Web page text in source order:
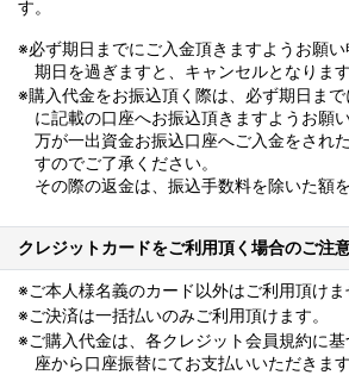
す。
※必ず期日までにご入金頂きますようお願
期日を過ぎますと、キャンセルとなりま
※購入代金をお振込頂く際は、必ず期日ま
に記載の口座へお振込頂きますようお願い
万が一出資金お振込口座へご入金をされ
すのでご了承ください。
その際の返金は、振込手数料を除いた額
クレジットカードをご利用頂く場合のご注
※ご本人様名義のカード以外はご利用頂けま
※ご決済は一括払いのみご利用頂けます。
※ご購入代金は、各クレジット会員規約に
座から口座振替にてお支払いいただきます